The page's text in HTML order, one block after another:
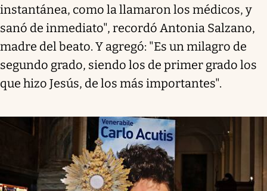
instantánea, como la llamaron los médicos, y
sanó de inmediato", recordó Antonia Salzano,
madre del beato. Y agregó: "Es un milagro de
segundo grado, siendo los de primer grado los
que hizo Jesús, de los más importantes".